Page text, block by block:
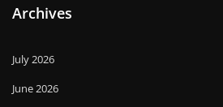
Archives
July 2026
June 2026